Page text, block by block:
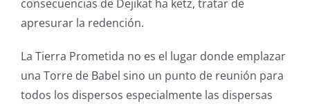
consecuencias de Dejikat ha ketz, tratar de
apresurar la redención.
La Tierra Prometida no es el lugar donde emplazar
una Torre de Babel sino un punto de reunión para
todos los dispersos especialmente las dispersas